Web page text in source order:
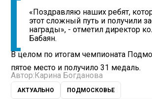
«Поздравляю наших ребят,
этот сложный путь и получили
награды», - отметил директор
Бабаян.
В целом по итогам чемпионата
пятое место и получило 31 медаль.
Автор: Карина Богданова
АКТУАЛЬНО ПОДМОСКОВЬЕ